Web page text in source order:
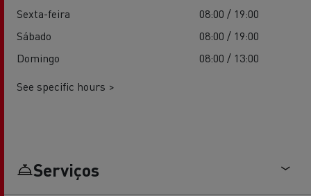
Sexta-feira
08:00 / 19:00
Sábado
08:00 / 19:00
Domingo
08:00 / 13:00
See specific hours >
Serviços